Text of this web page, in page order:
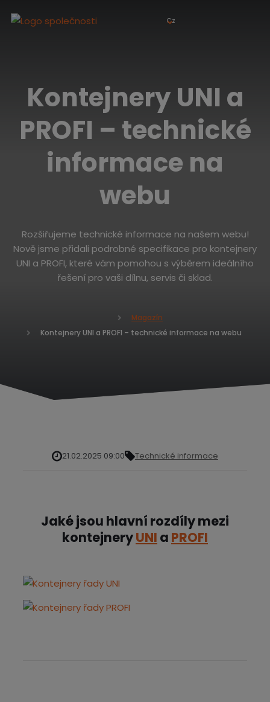
Cz
Kontejnery UNI a
PROFI – technické
informace na
webu
Rozšiřujeme technické informace na našem webu!
Nově jsme přidali podrobné specifikace pro kontejnery
UNI a PROFI, které vám pomohou s výběrem ideálního
řešení pro vaši dílnu, servis či sklad.
s
a
Magazín
Kontejnery UNI a PROFI – technické informace na webu
21.02.2025 09:00 Technické informace
Jaké jsou hlavní rozdíly mezi
kontejneryUNI a PROFI